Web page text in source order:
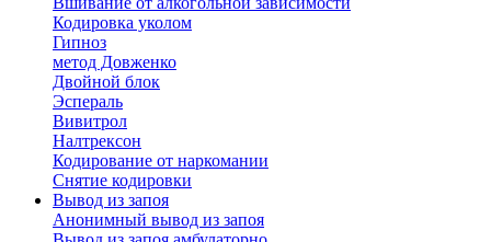
Кодировка уколом
Гипноз
метод Довженко
Двойной блок
Эспераль
Вивитрол
Налтрексон
Кодирование от наркомании
Снятие кодировки
Вывод из запоя
Анонимный вывод из запоя